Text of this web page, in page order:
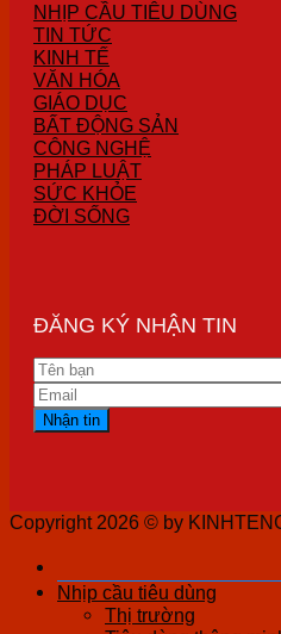
NHỊP CẦU TIÊU DÙNG
TIN TỨC
KINH TẾ
VĂN HÓA
GIÁO DỤC
BẤT ĐỘNG SẢN
CÔNG NGHỆ
PHÁP LUẬT
SỨC KHỎE
ĐỜI SỐNG
ĐĂNG KÝ NHẬN TIN
Copyright 2026 © by
Nhịp cầu tiêu dùng
Thị trường